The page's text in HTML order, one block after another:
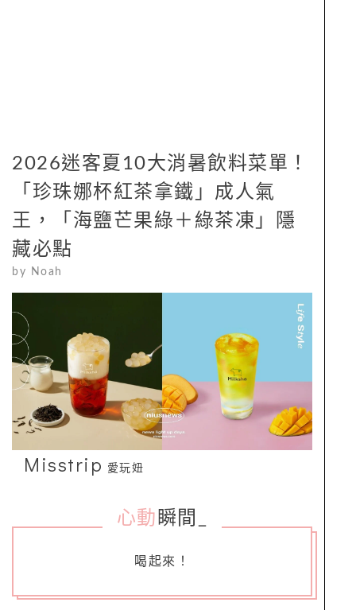
2026迷客夏10大消暑飲料菜單！
「珍珠娜杯紅茶拿鐵」成人氣
王，「海鹽芒果綠＋綠茶凍」隱
藏必點
by Noah
Misstrip 愛玩妞
心動 瞬間
喝起來！